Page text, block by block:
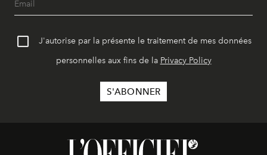
J'autorise par la présente le traitement de mes données
personnelles aux fins de la Privacy Policy